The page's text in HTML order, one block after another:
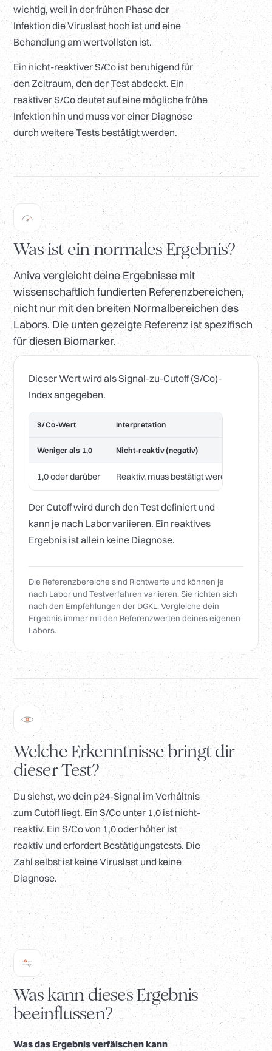
wichtig, weil in der frühen Phase der
Infektion die Viruslast hoch ist und eine
Behandlung am wertvollsten ist.
Ein nicht-reaktiver S/Co ist beruhigend für
den Zeitraum, den der Test abdeckt. Ein
reaktiver S/Co deutet auf eine mögliche frühe
Infektion hin und muss vor einer Diagnose
durch weitere Tests bestätigt werden.
Was ist ein normales Ergebnis?
Aniva vergleicht deine Ergebnisse mit
wissenschaftlich fundierten Referenzbereichen,
nicht nur mit den breiten Normalbereichen des
Labors. Die unten gezeigte Referenz ist spezifisch
für diesen Biomarker.
Dieser Wert wird als Signal-zu-Cutoff (S/Co)-
Index angegeben.
S/Co-Wert Interpretation
Weniger als 1,0 Nicht-reaktiv (negativ)
1,0 oder darüber Reaktiv, muss bestätigt werden
Der Cutoff wird durch den Test definiert und
kann je nach Labor variieren. Ein reaktives
Ergebnis ist allein keine Diagnose.
Die Referenzbereiche sind Richtwerte und können je
nach Labor und Testverfahren variieren. Sie richten sich
nach den Empfehlungen der DGKL. Vergleiche dein
Ergebnis immer mit den Referenzwerten deines eigenen
Labors.
Welche Erkenntnisse bringt dir
dieser Test?
Du siehst, wo dein p24-Signal im Verhältnis
zum Cutoff liegt. Ein S/Co unter 1,0 ist nicht-
reaktiv. Ein S/Co von 1,0 oder höher ist
reaktiv und erfordert Bestätigungstests. Die
Zahl selbst ist keine Viruslast und keine
Diagnose.
Was kann dieses Ergebnis
beeinflussen?
Was das Ergebnis verfälschen kann